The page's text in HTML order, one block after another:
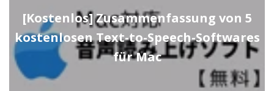
[Kostenlos] Zusammenfassung von 5
kostenlosen Text-to-Speech-Softwares
für Mac